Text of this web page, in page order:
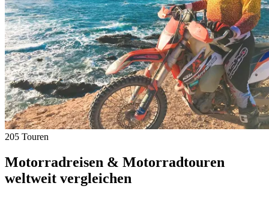
205 Touren
Motorradreisen & Motorradtouren
weltweit vergleichen